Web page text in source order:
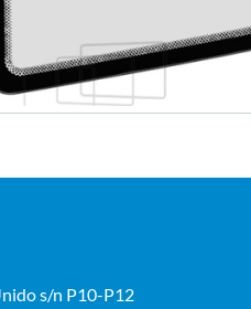
s/n P10-P12